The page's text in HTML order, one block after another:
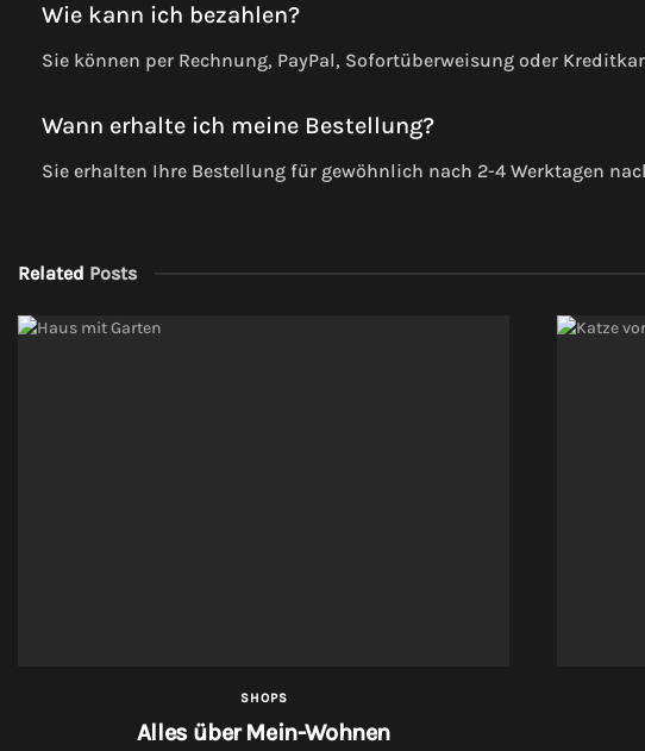
Wie kann ich bezahlen?
Sie können per Rechnung, PayPal, Sofortüberweisung oder
Wann erhalte ich meine Bestellung?
Sie erhalten Ihre Bestellung für gewöhnlich nach 2-4 Werktagen
Related Posts
SHOPS
Alles über Mein-Wohnen